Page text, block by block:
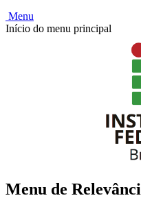
Menu
Início do menu principal
Menu de